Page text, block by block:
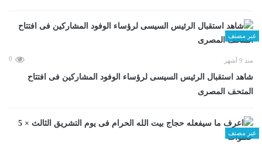
غير مصنف
منذ 9 أشهر 0
شاهد استقبال الرئيس السيسى لرؤساء الوفود المشاركين فى افتتاح
المتحف المصرى
غير مصنف